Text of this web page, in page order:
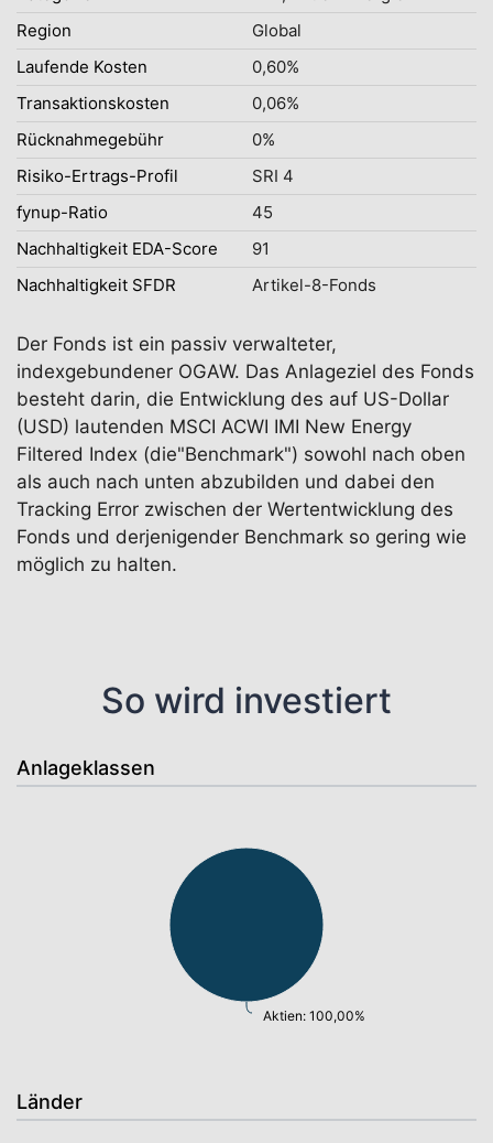
Region
Global
Laufende Kosten
0,60%
Transaktionskosten
0,06%
Rücknahmegebühr
0%
Risiko-Ertrags-Profil
SRI 4
fynup-Ratio
45
Nachhaltigkeit EDA-Score
91
Nachhaltigkeit SFDR
Artikel-8-Fonds
Der Fonds ist ein passiv verwalteter,
indexgebundener OGAW. Das Anlageziel des Fonds
besteht darin, die Entwicklung des auf US-Dollar
(USD) lautenden MSCI ACWI IMI New Energy
Filtered Index (die"Benchmark") sowohl nach oben
als auch nach unten abzubilden und dabei den
Tracking Error zwischen der Wertentwicklung des
Fonds und derjenigender Benchmark so gering wie
möglich zu halten.
So wird investiert
Anlageklassen
Aktien: 100,00%
Länder